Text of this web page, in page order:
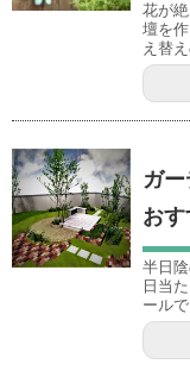
花が
壇を
え替
ガ
お
半日
日当
ール